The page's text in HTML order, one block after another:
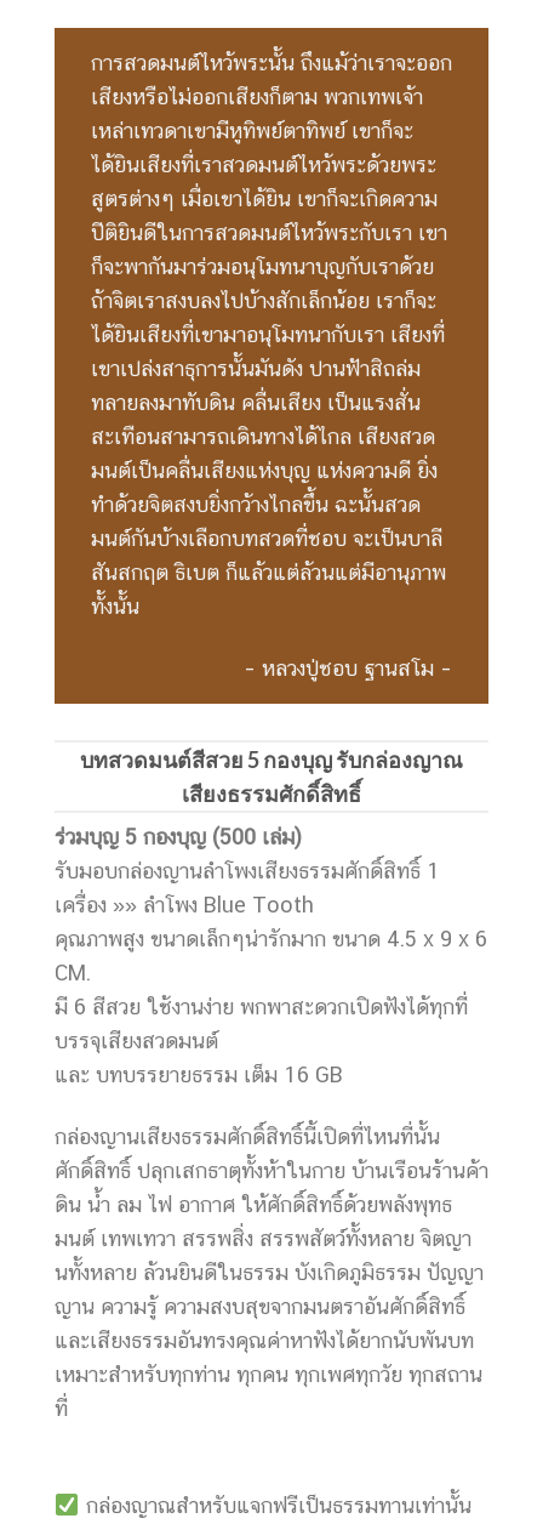
การสวดมนต์ไหว้พระนั้น ถึงแม้ว่าเราจะออก
เสียงหรือไม่ออกเสียงก็ตาม พวกเทพเจ้า
เหล่าเทวดาเขามีหูทิพย์ตาทิพย์ เขาก็จะ
ได้ยินเสียงที่เราสวดมนต์ไหว้พระด้วยพระ
สูตรต่างๆ เมื่อเขาได้ยิน เขาก็จะเกิดความ
ปีติยินดีในการสวดมนต์ไหว้พระกับเรา เขา
ก็จะพากันมาร่วมอนุโมทนาบุญกับเราด้วย
ถ้าจิตเราสงบลงไปบ้างสักเล็กน้อย เราก็จะ
ได้ยินเสียงที่เขามาอนุโมทนากับเรา เสียงที่
เขาเปล่งสาธุการนั้นมันดัง ปานฟ้าสิถล่ม
ทลายลงมาทับดิน คลื่นเสียง เป็นแรงสั่น
สะเทือนสามารถเดินทางได้ไกล เสียงสวด
มนต์เป็นคลื่นเสียงแห่งบุญ แห่งความดี ยิ่ง
ทำด้วยจิตสงบยิ่งกว้างไกลขึ้น ฉะนั้นสวด
มนต์กันบ้างเลือกบทสวดที่ชอบ จะเป็นบาลี
สันสกฤต ธิเบต ก็แล้วแต่ล้วนแต่มีอานุภาพ
ทั้งนั้น
– หลวงปู่ชอบ ฐานสโม –
บทสวดมนต์สีสวย 5 กองบุญ รับกล่องญาณ
เสียงธรรมศักดิ์สิทธิ์
ร่วมบุญ 5 กองบุญ (500 เล่ม)
รับมอบกล่องญานลำโพงเสียงธรรมศักดิ์สิทธิ์ 1
เครื่อง »» ลำโพง Blue Tooth
คุณภาพสูง ขนาดเล็กๆน่ารักมาก ขนาด 4.5 x 9 x 6
CM.
มี 6 สีสวย ใช้งานง่าย พกพาสะดวกเปิดฟังได้ทุกที่
บรรจุเสียงสวดมนต์
และ บทบรรยายธรรม เต็ม 16 GB
กล่องญานเสียงธรรมศักดิ์สิทธิ์นี้เปิดที่ไหนที่นั้น
ศักดิ์สิทธิ์ ปลุกเสกธาตุทั้งห้าในกาย บ้านเรือนร้านค้า
ดิน น้ำ ลม ไฟ อากาศ ให้ศักดิ์สิทธิ์ด้วยพลังพุทธ
มนต์ เทพเทวา สรรพสิ่ง สรรพสัตว์ทั้งหลาย จิตญา
นทั้งหลาย ล้วนยินดีในธรรม บังเกิดภูมิธรรม ปัญญา
ญาน ความรู้ ความสงบสุขจากมนตราอันศักดิ์สิทธิ์
และเสียงธรรมอันทรงคุณค่าหาฟังได้ยากนับพันบท
เหมาะสำหรับทุกท่าน ทุกคน ทุกเพศทุกวัย ทุกสถาน
ที่
กล่องญาณสำหรับแจกฟรีเป็นธรรมทานเท่านั้น